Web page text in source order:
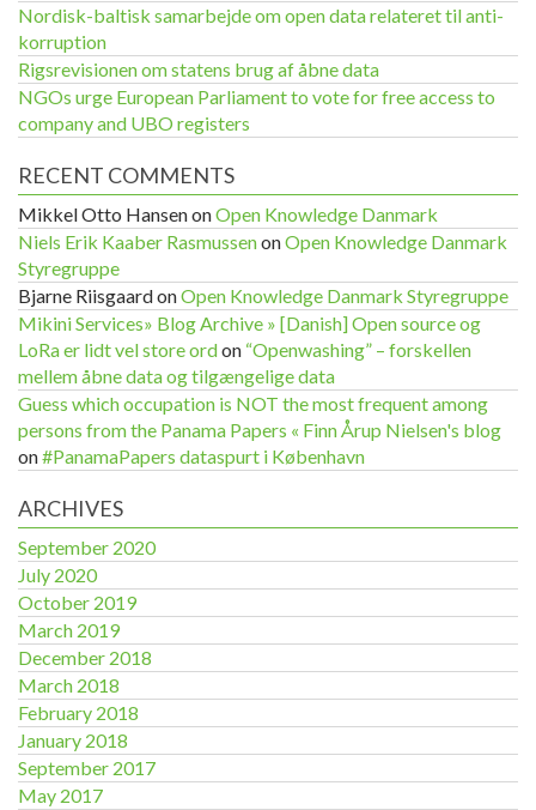
Nordisk-baltisk samarbejde om open data relateret til anti-
korruption
Rigsrevisionen om statens brug af åbne data
NGOs urge European Parliament to vote for free access to
company and UBO registers
RECENT COMMENTS
Mikkel Otto HansenonOpen Knowledge Danmark
Niels Erik Kaaber RasmussenonOpen Knowledge Danmark
Styregruppe
Bjarne RiisgaardonOpen Knowledge Danmark Styregruppe
Mikini Services» Blog Archive » [Danish] Open source og
LoRa er lidt vel store ordon “Openwashing” – forskellen
mellem åbne data og tilgængelige data
Guess which occupation is NOT the most frequent among
persons from the Panama Papers « Finn Årup Nielsen's blog
on#PanamaPapers dataspurt i København
ARCHIVES
September 2020
July 2020
October 2019
March 2019
December 2018
March 2018
February 2018
January 2018
September 2017
May 2017